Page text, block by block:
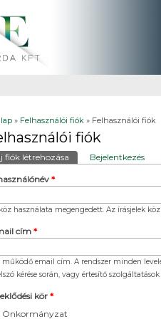
hely
» Felhasználói fiók » Felhasználói fiók
fiók
fülek
fiók létrehozása (aktív fül)Bejelentkezés
*
használata megengedett. Az írásjelek
cím *
működő email cím. A rendszer minden
kérése során, vagy értesítő
kör*
Önkormányzat